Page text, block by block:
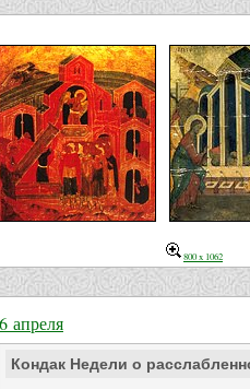
800 x 1062
апреля
Кондак Недели о